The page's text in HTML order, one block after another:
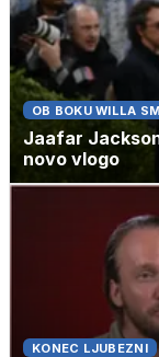
OB BOKU WILLA
Jaafar
novo vlogo
KONEC LJUBEZNI